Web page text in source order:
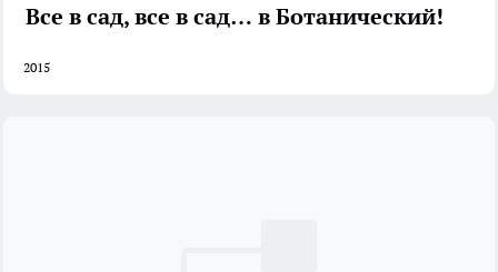
Все в сад, все в сад… в Ботанический!
2015